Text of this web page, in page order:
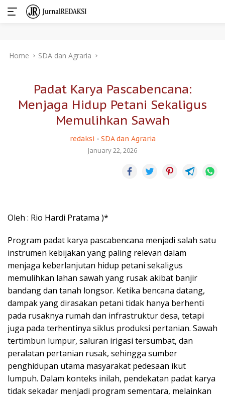
Home SDA dan Agraria
Padat Karya Pascabencana:
Menjaga Hidup Petani Sekaligus
Memulihkan Sawah
redaksi - SDA dan Agraria
January 22, 2026
Oleh : Rio Hardi Pratama )*
Program padat karya pascabencana menjadi salah satu
instrumen kebijakan yang paling relevan dalam
menjaga keberlanjutan hidup petani sekaligus
memulihkan lahan sawah yang rusak akibat banjir
bandang dan tanah longsor. Ketika bencana datang,
dampak yang dirasakan petani tidak hanya berhenti
pada rusaknya rumah dan infrastruktur desa, tetapi
juga pada terhentinya siklus produksi pertanian. Sawah
tertimbun lumpur, saluran irigasi tersumbat, dan
peralatan pertanian rusak, sehingga sumber
penghidupan utama masyarakat pedesaan ikut
lumpuh. Dalam konteks inilah, pendekatan padat karya
tidak sekadar menjadi program sementara, melainkan